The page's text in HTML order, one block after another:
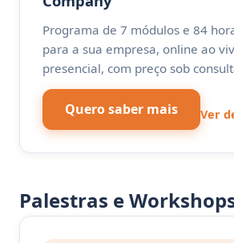
Programa de 7 módulos e 84
para a sua empresa, online ao
presencial, com preço sob
Quero saber mais Ver
Palestras e